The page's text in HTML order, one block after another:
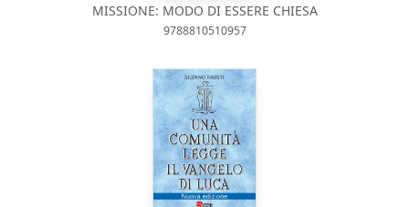
MISSIONE: MODO DI ESSERE CHIESA
9788810510957